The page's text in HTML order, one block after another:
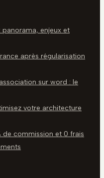
enjeux et
après régularisation
sur word : le
votre architecture
de commission et 0 frais